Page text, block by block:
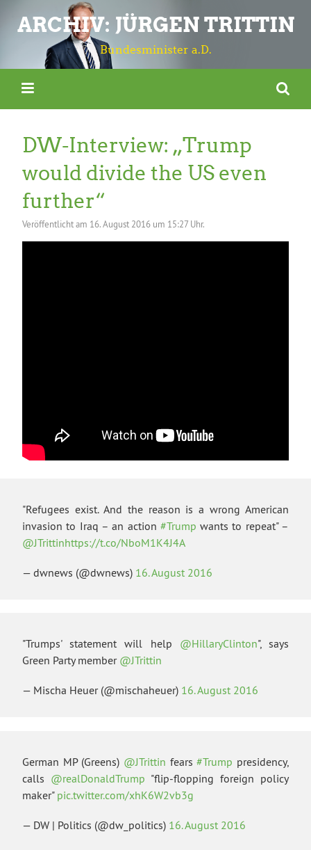
ARCHIV: JÜRGEN TRITTIN
Bundesminister a.D.
DW-Interview: „Trump
would divide the US even
further“
Veröffentlicht am 16. August 2016 um 15:27 Uhr.
"Refugees exist. And the reason is a wrong American
invasion to Iraq – an action #Trump wants to repeat" –
@JTrittinhttps://t.co/NboM1K4J4A
— dwnews (@dwnews) 16. August 2016
"Trumps' statement will help @HillaryClinton", says
Green Party member @JTrittin
— Mischa Heuer (@mischaheuer) 16. August 2016
German MP (Greens) @JTrittin fears#Trump presidency,
calls @realDonaldTrump "flip-flopping foreign policy
maker" pic.twitter.com/xhK6W2vb3g
— DW | Politics (@dw_politics) 16. August 2016